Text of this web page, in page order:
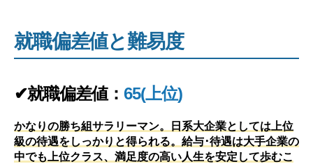
就職偏差値と難易度
✔就職偏差値：65(上位)
かなりの勝ち組サラリーマン。日系大企業としては上位
級の待遇をしっかりと得られる。給与･待遇は大手企業の
中でも上位クラス、満足度の高い人生を安定して歩むこ